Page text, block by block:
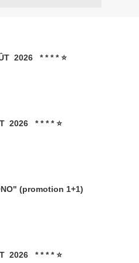
⭐ * * * * QUINTÉ DU 10 AOÛT 2026 * * * * ⭐
⭐ * * * * QUINTÉ DU 9 AOÛT 2026 * * * * ⭐
(promotion 1+1)
⭐ * * * * QUINTÉ DU 8 AOÛT 2026 * * * * ⭐